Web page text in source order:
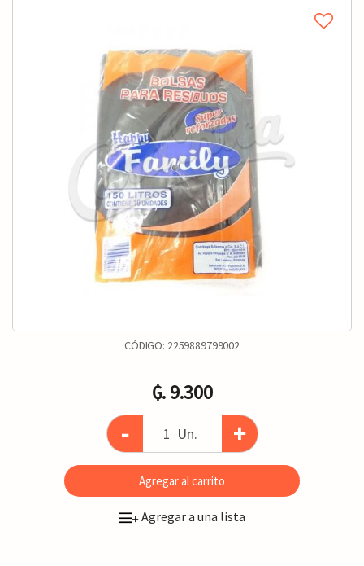
CÓDIGO: 2259889799002
₲. 9.300
- Un. +
Agregar al carrito
+Agregar a una lista